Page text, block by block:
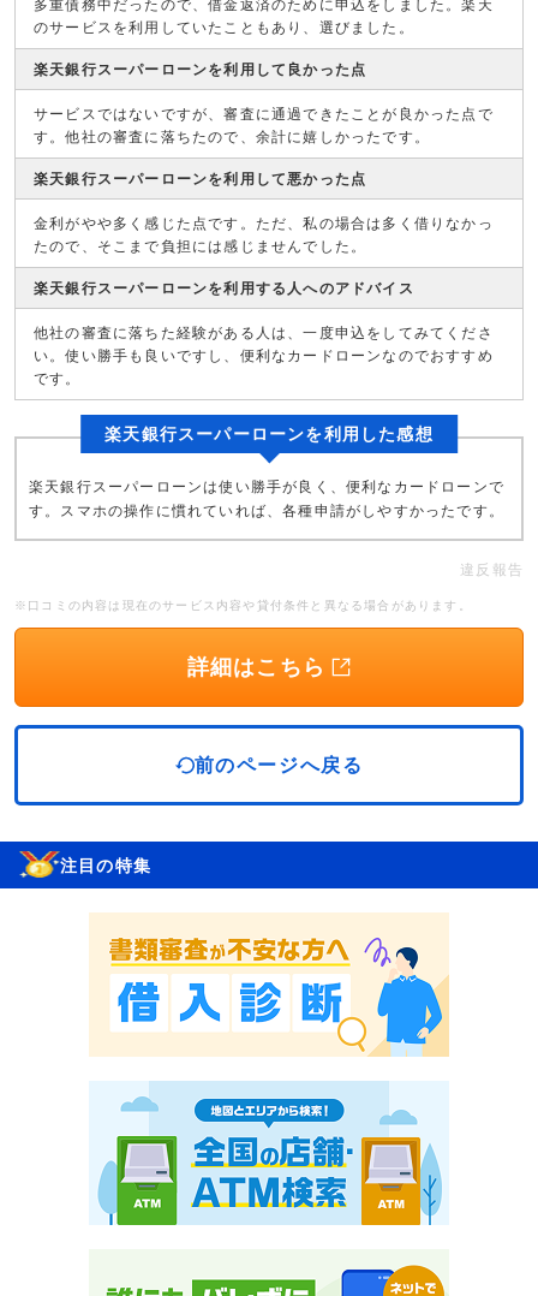
多重債務中だったので、借金返済のために申込をしました。楽天
のサービスを利用していたこともあり、選びました。
楽天銀行スーパーローンを利用して良かった点
サービスではないですが、審査に通過できたことが良かった点で
す。他社の審査に落ちたので、余計に嬉しかったです。
楽天銀行スーパーローンを利用して悪かった点
金利がやや多く感じた点です。ただ、私の場合は多く借りなかっ
たので、そこまで負担には感じませんでした。
楽天銀行スーパーローンを利用する人へのアドバイス
他社の審査に落ちた経験がある人は、一度申込をしてみてくださ
い。使い勝手も良いですし、便利なカードローンなのでおすすめ
です。
楽天銀行スーパーローンを利用した感想
楽天銀行スーパーローンは使い勝手が良く、便利なカードローンで
す。スマホの操作に慣れていれば、各種申請がしやすかったです。
違反報告
※口コミの内容は現在のサービス内容や貸付条件と異なる場合があります。
詳細はこちら
前のページへ戻る
注目の特集